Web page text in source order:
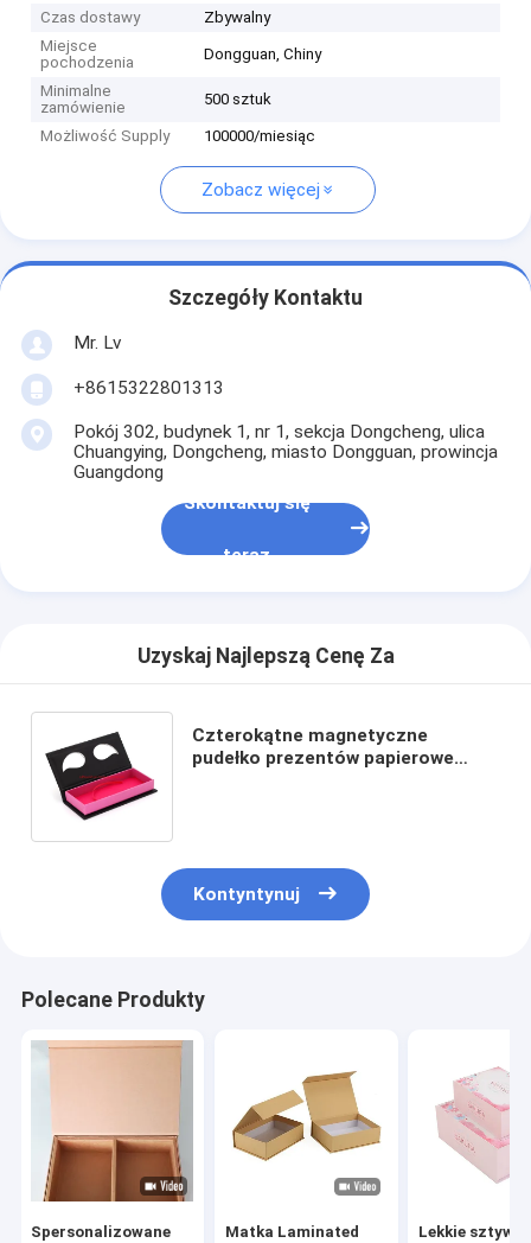
Czas dostawy
Zbywalny
Miejsce
pochodzenia
Dongguan, Chiny
Minimalne
zamówienie
500 sztuk
Możliwość Supply 100000/miesiąc
Zobacz więcej
Szczegóły Kontaktu
Mr. Lv
+8615322801313
Pokój 302, budynek 1, nr 1, sekcja Dongcheng, ulica
Chuangying, Dongcheng, miasto Dongguan, prowincja
Guangdong
Skontaktuj się
teraz
Uzyskaj Najlepszą Cenę Za
Czterokątne magnetyczne
pudełko prezentów papierowe
Kontyntynuj
Polecane Produkty
Spersonalizowane
Matka Laminated
Lekkie